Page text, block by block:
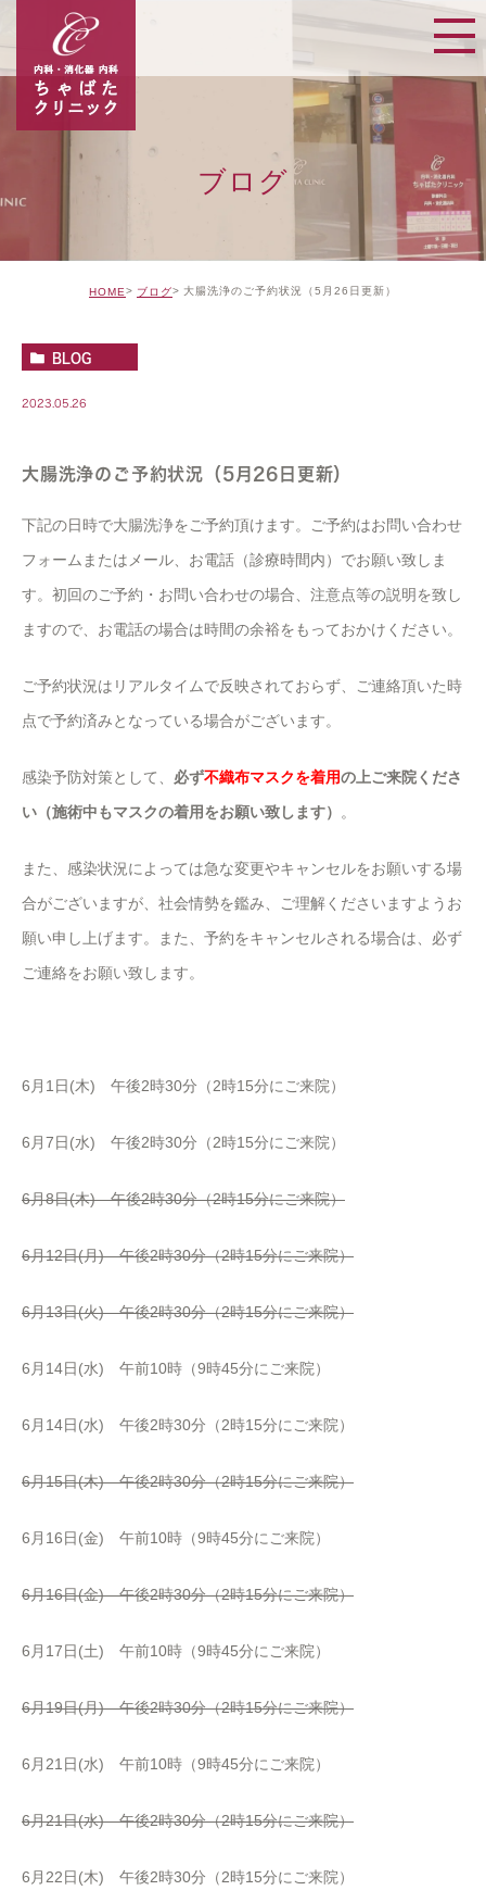
ブログ
HOME ブログ 大腸洗浄のご予約状況（5月26日更新）
BLOG
2023.05.26
大腸洗浄のご予約状況（5月26日更新）
下記の日時で大腸洗浄をご予約頂けます。ご予約はお問い合わせ
フォームまたはメール、お電話（診療時間内）でお願い致しま
す。初回のご予約・お問い合わせの場合、注意点等の説明を致し
ますので、お電話の場合は時間の余裕をもっておかけください。
ご予約状況はリアルタイムで反映されておらず、ご連絡頂いた時
点で予約済みとなっている場合がございます。
感染予防対策として、 必ず不織布マスクを着用の上ご来院くださ
い（施術中もマスクの着用をお願い致します）
。
また、感染状況によっては急な変更やキャンセルをお願いする場
合がございますが、社会情勢を鑑み、ご理解くださいますようお
願い申し上げます。また、予約をキャンセルされる場合は、必ず
ご連絡をお願い致します。
6月1日(木) 午後2時30分（2時15分にご来院）
6月7日(水) 午後2時30分（2時15分にご来院）
6月8日(木) 午後2時30分（2時15分にご来院）
6月12日(月) 午後2時30分（2時15分にご来院）
6月13日(火) 午後2時30分（2時15分にご来院）
6月14日(水) 午前10時（9時45分にご来院）
6月14日(水) 午後2時30分（2時15分にご来院）
6月15日(木) 午後2時30分（2時15分にご来院）
6月16日(金) 午前10時（9時45分にご来院）
6月16日(金) 午後2時30分（2時15分にご来院）
6月17日(土) 午前10時（9時45分にご来院）
6月19日(月) 午後2時30分（2時15分にご来院）
6月21日(水) 午前10時（9時45分にご来院）
6月21日(水) 午後2時30分（2時15分にご来院）
6月22日(木) 午後2時30分（2時15分にご来院）